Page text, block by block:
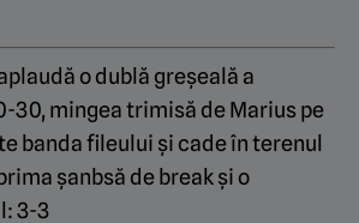
o dublă greșeală a
30, mingea trimisă de Marius pe
banda fileului și cade în terenul
șanbsă de break și o
3-3